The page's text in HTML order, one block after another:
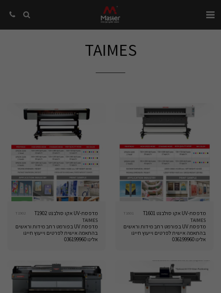
TAIMES
מדפסת-UV אקו סולבנט T1601 T1601
TAIMES
מדפסת UV בפורמט רחב מידות וראשים
בהתאמה אישית לפרטים וייעוץ חייגו
אלינו 036199960
מדפסת-UV אקו סולבנט T1902 T1902
TAIMES
מדפסת UV בפורמט רחב מידות וראשים
בהתאמה אישית לפרטים וייעוץ חייגו
אלינו 036199960